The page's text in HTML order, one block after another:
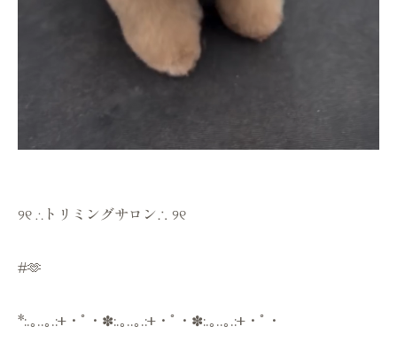
୨୧ ∴トリミングサロン∴ ୨୧
#🫶
*:.｡..｡.:+・ﾟ・✽:.｡..｡.:+・ﾟ・✽:.｡..｡.:+・ﾟ・